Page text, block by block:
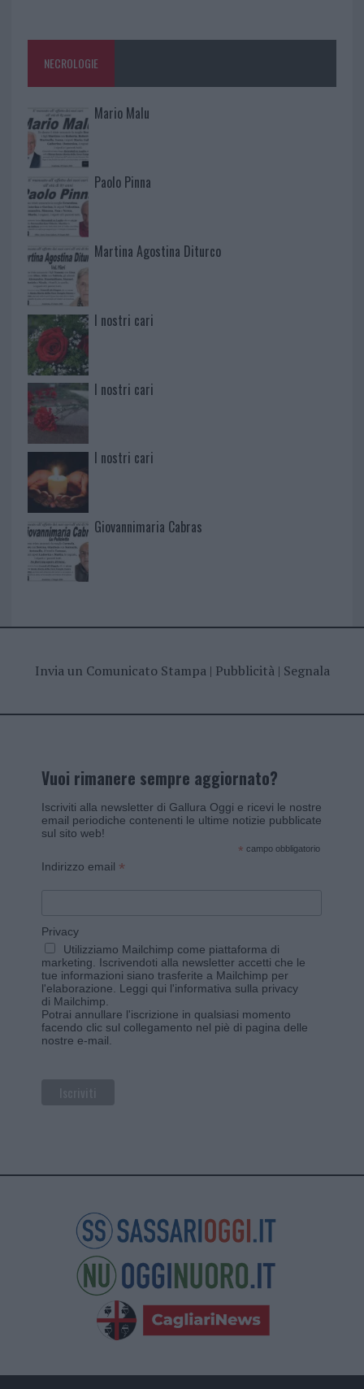
NECROLOGIE
Mario Malu
Paolo Pinna
Martina Agostina Diturco
I nostri cari
I nostri cari
I nostri cari
Giovannimaria Cabras
Invia un Comunicato Stampa| Pubblicità| Segnala
Vuoi rimanere sempre aggiornato?
Iscriviti alla newsletter di Gallura Oggi e ricevi le nostre
email periodiche contenenti le ultime notizie pubblicate
sul sito web!
* campo obbligatorio
Indirizzo email *
Privacy
Utilizziamo Mailchimp come piattaforma di
marketing. Iscrivendoti alla newsletter accetti che le
tue informazioni siano trasferite a Mailchimp per
l'elaborazione. Leggi qui l'informativa sulla privacy
di Mailchimp
Potrai annullare l'iscrizione in qualsiasi momento
facendo clic sul collegamento nel piè di pagina delle
nostre e-mail.